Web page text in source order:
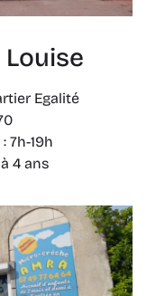
Egalité
7h-19h
4 ans